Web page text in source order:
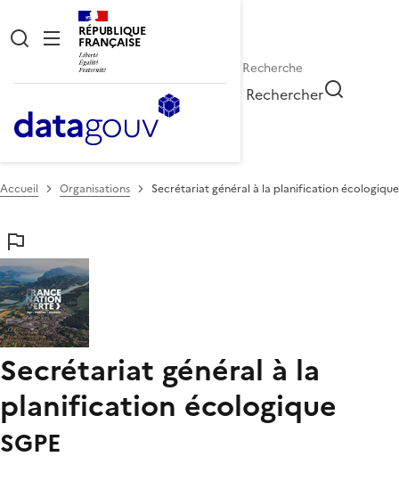
RÉPUBLIQUE
FRANÇAISE
Rechercher
Accueil Organisations Secrétariat général à la planification écologique
Secrétariat général à la
planification écologique
SGPE